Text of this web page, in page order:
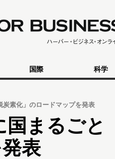
国際 科学
炭素化」のロードマップを発表
まるごと
表